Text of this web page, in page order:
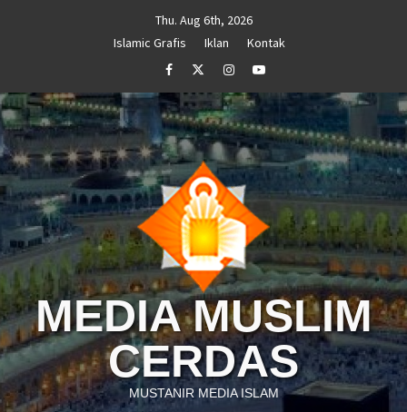
Thu. Aug 6th, 2026
Islamic Grafis
Iklan
Kontak
FacebookTwitterInstagramYoutube
MEDIA MUSLIM
CERDAS
MUSTANIR MEDIA ISLAM